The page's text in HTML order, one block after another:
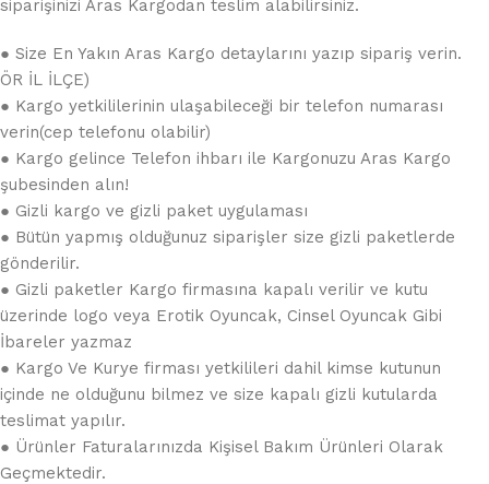
siparişinizi Aras Kargodan teslim alabilirsiniz.
● Size En Yakın Aras Kargo detaylarını yazıp sipariş verin.
ÖR İL İLÇE)
● Kargo yetkililerinin ulaşabileceği bir telefon numarası
verin(cep telefonu olabilir)
● Kargo gelince Telefon ihbarı ile Kargonuzu Aras Kargo
şubesinden alın!
● Gizli kargo ve gizli paket uygulaması
● Bütün yapmış olduğunuz siparişler size gizli paketlerde
gönderilir.
● Gizli paketler Kargo firmasına kapalı verilir ve kutu
üzerinde logo veya Erotik Oyuncak, Cinsel Oyuncak Gibi
İbareler yazmaz
● Kargo Ve Kurye firması yetkilileri dahil kimse kutunun
içinde ne olduğunu bilmez ve size kapalı gizli kutularda
teslimat yapılır.
● Ürünler Faturalarınızda Kişisel Bakım Ürünleri Olarak
Geçmektedir.